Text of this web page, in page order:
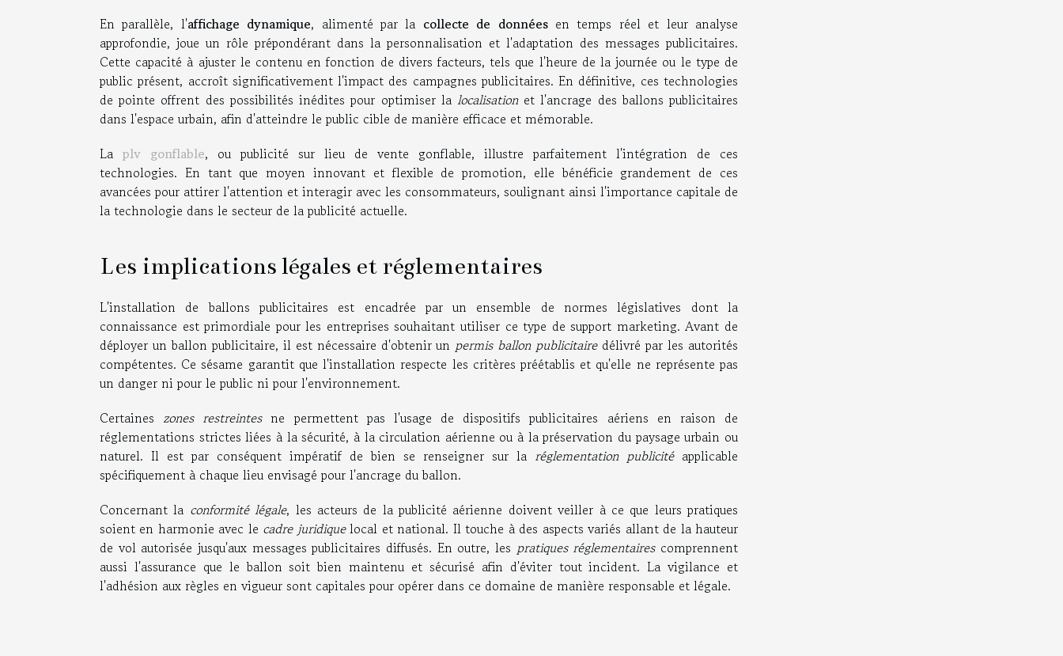
En parallèle, l'affichage dynamique, alimenté par la collecte de donnéesen temps réel et leur analyse
approfondie, joue un rôle prépondérant dans la personnalisation et l'adaptation des messages publicitaires.
Cette capacité à ajuster le contenu en fonction de divers facteurs, tels que l'heure de la journée ou le type de
public présent, accroît significativement l'impact des campagnes publicitaires. En définitive, ces technologies
de pointe offrent des possibilités inédites pour optimiser la localisationet l'ancrage des ballons publicitaires
dans l'espace urbain, afin d'atteindre le public cible de manière efficace et mémorable.
La plv gonflable, ou publicité sur lieu de vente gonflable, illustre parfaitement l'intégration de ces
technologies. En tant que moyen innovant et flexible de promotion, elle bénéficie grandement de ces
avancées pour attirer l'attention et interagir avec les consommateurs, soulignant ainsi l'importance capitale de
la technologie dans le secteur de la publicité actuelle.
Les implications légales et réglementaires
L'installation de ballons publicitaires est encadrée par un ensemble de normes législatives dont la
connaissance est primordiale pour les entreprises souhaitant utiliser ce type de support marketing. Avant de
déployer un ballon publicitaire, il est nécessaire d'obtenir un permis ballon publicitairedélivré par les autorités
compétentes. Ce sésame garantit que l'installation respecte les critères préétablis et qu'elle ne représente pas
un danger ni pour le public ni pour l'environnement.
Certaines zones restreintesne permettent pas l'usage de dispositifs publicitaires aériens en raison de
réglementations strictes liées à la sécurité, à la circulation aérienne ou à la préservation du paysage urbain ou
naturel. Il est par conséquent impératif de bien se renseigner sur la réglementation publicitéapplicable
spécifiquement à chaque lieu envisagé pour l'ancrage du ballon.
Concernant la conformité légale, les acteurs de la publicité aérienne doivent veiller à ce que leurs pratiques
soient en harmonie avec le cadre juridiquelocal et national. Il touche à des aspects variés allant de la hauteur
de vol autorisée jusqu'aux messages publicitaires diffusés. En outre, les pratiques réglementairescomprennent
aussi l'assurance que le ballon soit bien maintenu et sécurisé afin d'éviter tout incident. La vigilance et
l'adhésion aux règles en vigueur sont capitales pour opérer dans ce domaine de manière responsable et légale.